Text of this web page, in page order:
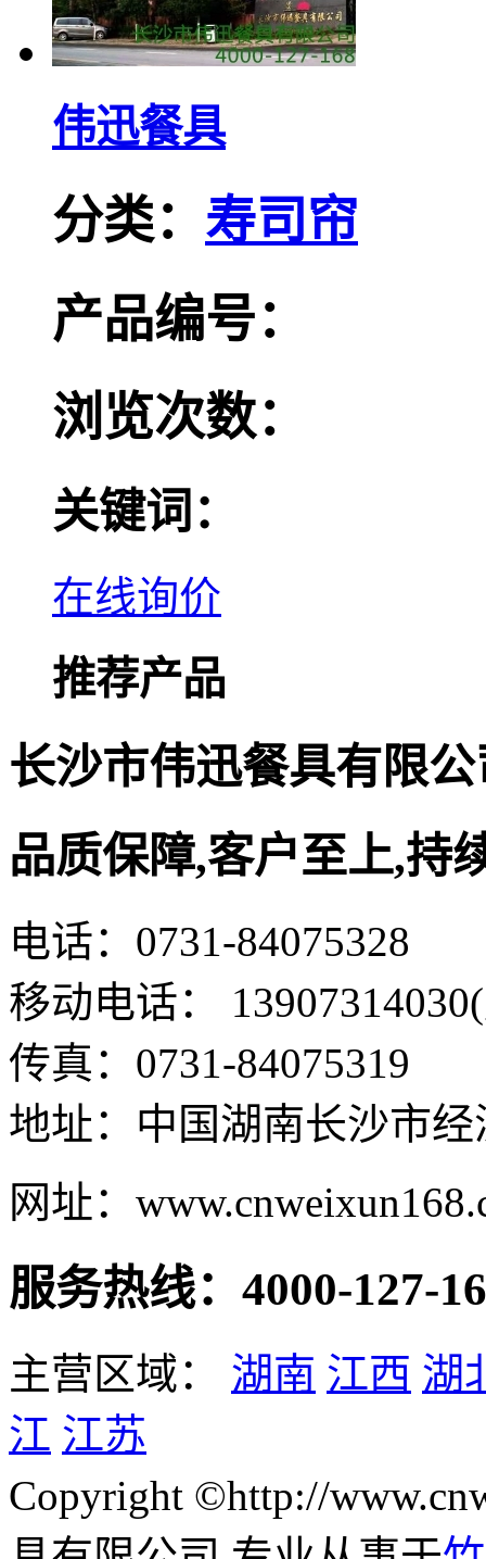
伟迅餐具
分类： 寿司帘
产品编号：
浏览次数：
关键词：
在线询价
推荐产品
长沙市伟迅餐具有限公
品质保障,客户至上,持
电话：0731-84075328
移动电话：
传真：0731-84075319
地址：中国湖南长沙市
网址：
服务热线：4000-127-
主营区域： 湖南 江西 湖
江 江苏
Copyright ©http://